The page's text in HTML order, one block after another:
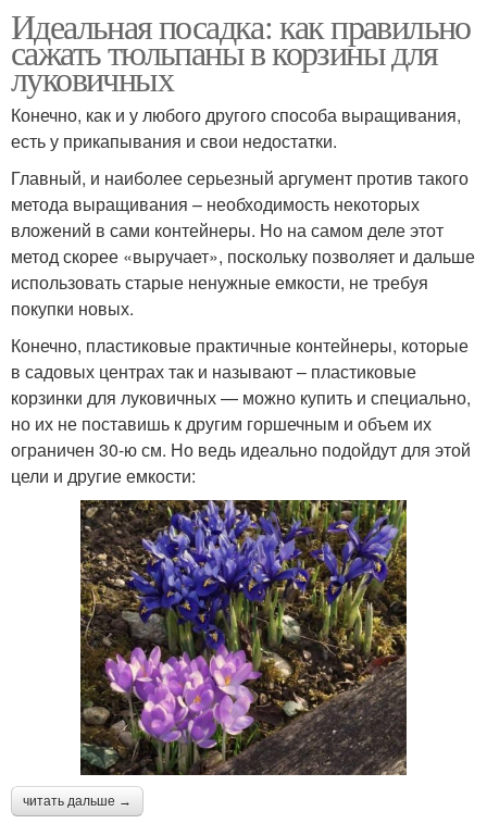
Идеальная посадка: как правильно
сажать тюльпаны в корзины для
луковичных
Конечно, как и у любого другого способа выращивания,
есть у прикапывания и свои недостатки.
Главный, и наиболее серьезный аргумент против такого
метода выращивания – необходимость некоторых
вложений в сами контейнеры. Но на самом деле этот
метод скорее «выручает», поскольку позволяет и дальше
использовать старые ненужные емкости, не требуя
покупки новых.
Конечно, пластиковые практичные контейнеры, которые
в садовых центрах так и называют – пластиковые
корзинки для луковичных — можно купить и специально,
но их не поставишь к другим горшечным и объем их
ограничен 30-ю см. Но ведь идеально подойдут для этой
цели и другие емкости:
читать дальше →